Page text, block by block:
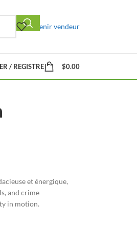
Devenir vendeur
/ REGISTRE $0.00
et énergique,
, and crime
in motion.